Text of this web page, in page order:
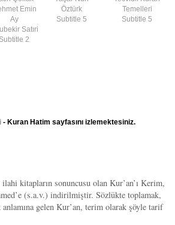
Emin
Ay
Satıri
Subtitle 2
Öztürk
Subtitle 5
Temelleri
Subtitle 5
- Kuran Hatim sayfasını izlemektesiniz.
kitapların sonuncusu olan Kur’an’ı Kerim,
(s.a.v.) indirilmiştir. Sözlükte toplamak,
gelen Kur’an, terim olarak şöyle tarif